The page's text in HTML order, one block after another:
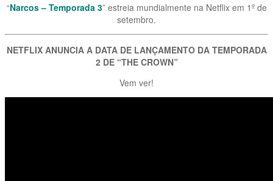
“Narcos – Temporada 3” estreia mundialmente na Netflix em 1º de
setembro.
NETFLIX ANUNCIA A DATA DE LANÇAMENTO DA TEMPORADA
2 DE “THE CROWN”
Vem ver!